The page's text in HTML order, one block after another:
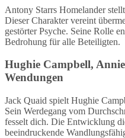
Antony Starrs Homelander
Dieser Charakter vereint
gestörter Psyche. Seine Rolle
Bedrohung für alle Beteiligten.
Hughie Campbell,
Wendungen
Jack Quaid spielt Hughie
Sein Werdegang vom
fesselt dich. Die Entwicklung
beeindruckende